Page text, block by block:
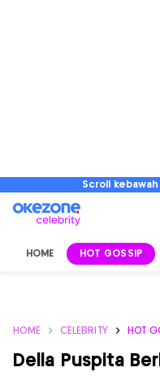
Scroll
HOME HOT GOSSIP
HOME CELEBRITY HOT
Della Puspita